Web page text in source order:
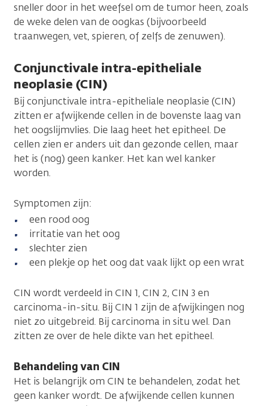
sneller door in het weefsel om de tumor heen, zoals
de weke delen van de oogkas (bijvoorbeeld
traanwegen, vet, spieren, of zelfs de zenuwen).
Conjunctivale intra-epitheliale
neoplasie (CIN)
Bij conjunctivale intra-epitheliale neoplasie (CIN)
zitten er afwijkende cellen in de bovenste laag van
het oogslijmvlies. Die laag heet het epitheel. De
cellen zien er anders uit dan gezonde cellen, maar
het is (nog) geen kanker. Het kan wel kanker
worden.
Symptomen zijn:
een rood oog
irritatie van het oog
slechter zien
een plekje op het oog dat vaak lijkt op een wrat
CIN wordt verdeeld in CIN 1, CIN 2, CIN 3 en
carcinoma-in-situ. Bij CIN 1 zijn de afwijkingen nog
niet zo uitgebreid. Bij carcinoma in situ wel. Dan
zitten ze over de hele dikte van het epitheel.
Behandeling van CIN
Het is belangrijk om CIN te behandelen, zodat het
geen kanker wordt. De afwijkende cellen kunnen